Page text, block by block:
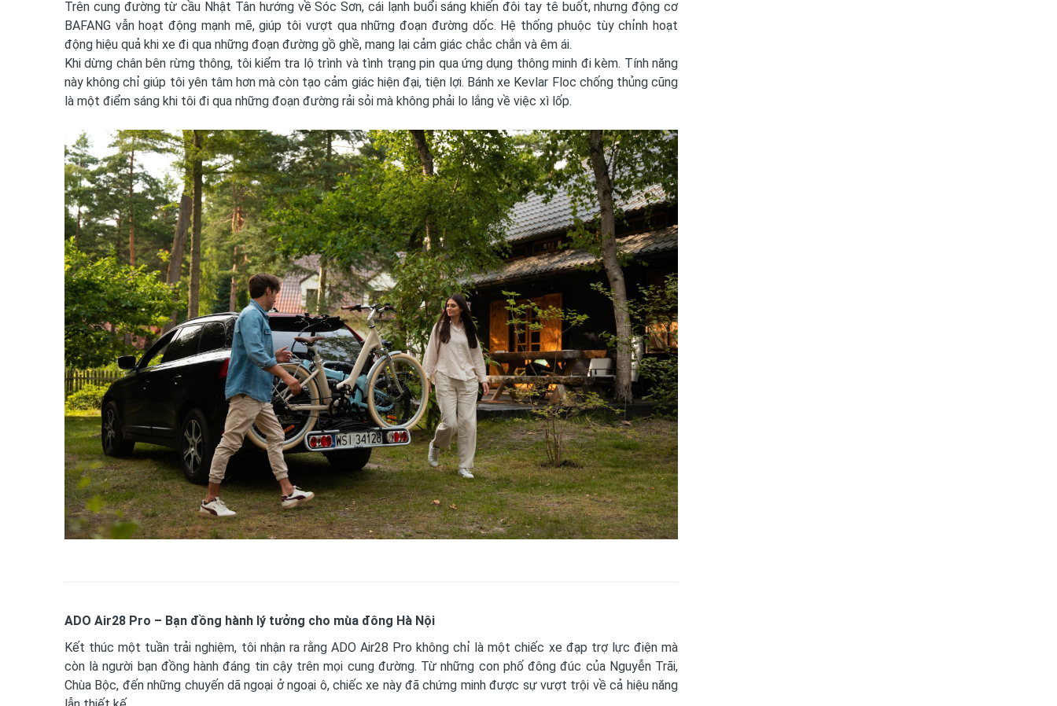
Trên cung đường từ cầu Nhật Tân hướng về Sóc Sơn, cái lạnh buổi sáng khiến đôi tay tê buốt, nhưng động cơ
BAFANG vẫn hoạt động mạnh mẽ, giúp tôi vượt qua những đoạn đường dốc. Hệ thống phuộc tùy chỉnh hoạt
động hiệu quả khi xe đi qua những đoạn đường gồ ghề, mang lại cảm giác chắc chắn và êm ái.
Khi dừng chân bên rừng thông, tôi kiểm tra lộ trình và tình trạng pin qua ứng dụng thông minh đi kèm. Tính năng
này không chỉ giúp tôi yên tâm hơn mà còn tạo cảm giác hiện đại, tiện lợi. Bánh xe Kevlar Floc chống thủng cũng
là một điểm sáng khi tôi đi qua những đoạn đường rải sỏi mà không phải lo lắng về việc xì lốp.
ADO Air28 Pro – Bạn đồng hành lý tưởng cho mùa đông Hà Nội
Kết thúc một tuần trải nghiệm, tôi nhận ra rằng ADO Air28 Pro không chỉ là một chiếc xe đạp trợ lực điện mà
còn là người bạn đồng hành đáng tin cậy trên mọi cung đường. Từ những con phố đông đúc của Nguyễn Trãi,
Chùa Bộc, đến những chuyến dã ngoại ở ngoại ô, chiếc xe này đã chứng minh được sự vượt trội về cả hiệu năng